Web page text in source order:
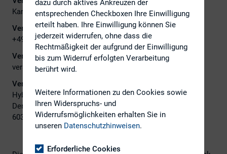
Karina Weinel
Veranstalter Telefon:
+49 (69) 92915-19
Veranstalter E-Mail:
veranstaltungen@dai.de
Veranstaltungsort:
Hybrid-Konferenz/ Mövenpick Hotel Frankfurt City
Den Haager Str. 5
60327 Frankfurt am Main
dazu durch aktives Ankreuzen der
entsprechenden Checkboxen Ihre Einwilligung
erteilt haben. Ihre Einwilligung können Sie
jederzeit widerrufen, ohne dass die
Rechtmäßigkeit der aufgrund der Einwilligung
bis zum Widerruf erfolgten Verarbeitung
berührt wird.
Weitere Informationen zu den Cookies sowie
Ihren Widerspruchs- und
Widerrufsmöglichkeiten erhalten Sie in
unseren Datenschutzhinweisen.
Erforderliche Cookies